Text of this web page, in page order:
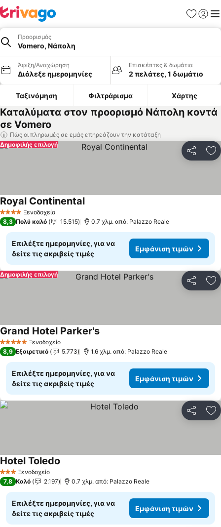
Προορισμός
Vomero, Νάπολη
Άφιξη/Αναχώρηση
Διάλεξε ημερομηνίες
Επισκέπτες & δωμάτια
2 πελάτες, 1 δωμάτιο
Ταξινόμηση Φιλτράρισμα Χάρτης
Καταλύματα στον προορισμό Νάπολη κοντά
σε Vomero
Πώς οι πληρωμές σε εμάς επηρεάζουν την κατάταξη
Δημοφιλής επιλογή
4 ΑστέριαΞενοδοχείο
Royal ContinentalΕμφάνιση τιμών
8,3 Πολύ καλό 15.515 0.7 χλμ. από: Palazzo Reale
Επιλέξτε ημερομηνίες, για να
δείτε τις ακριβείς τιμές
Εμφάνιση τιμών
Δημοφιλής επιλογή
5 Αστέρια Ξενοδοχείο
Grand Hotel Parker'sΕμφάνιση τιμών
8,9 Εξαιρετικό 5.773 1.6 χλμ. από: Palazzo Reale
Επιλέξτε ημερομηνίες, για να
δείτε τις ακριβείς τιμές
Εμφάνιση τιμών
3 ΑστέριαΞενοδοχείο
Hotel Toledo
7,8 Καλό 2.197 0.7 χλμ. από: Palazzo Reale
Επιλέξτε ημερομηνίες, για να
δείτε τις ακριβείς τιμές
Εμφάνιση τιμών